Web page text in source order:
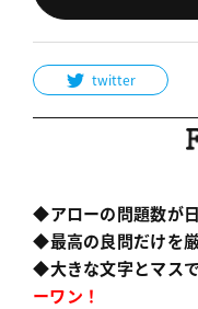
twitter
◆アローの問題数が
◆最高の良問だけを
◆大きな文字とマスで
ーワン！